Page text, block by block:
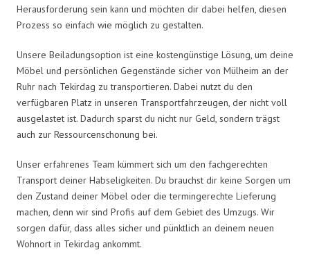
Herausforderung sein kann und möchten dir dabei helfen, diesen
Prozess so einfach wie möglich zu gestalten.
Unsere Beiladungsoption ist eine kostengünstige Lösung, um deine
Möbel und persönlichen Gegenstände sicher von Mülheim an der
Ruhr nach Tekirdag zu transportieren. Dabei nutzt du den
verfügbaren Platz in unseren Transportfahrzeugen, der nicht voll
ausgelastet ist. Dadurch sparst du nicht nur Geld, sondern trägst
auch zur Ressourcenschonung bei.
Unser erfahrenes Team kümmert sich um den fachgerechten
Transport deiner Habseligkeiten. Du brauchst dir keine Sorgen um
den Zustand deiner Möbel oder die termingerechte Lieferung
machen, denn wir sind Profis auf dem Gebiet des Umzugs. Wir
sorgen dafür, dass alles sicher und pünktlich an deinem neuen
Wohnort in Tekirdag ankommt.